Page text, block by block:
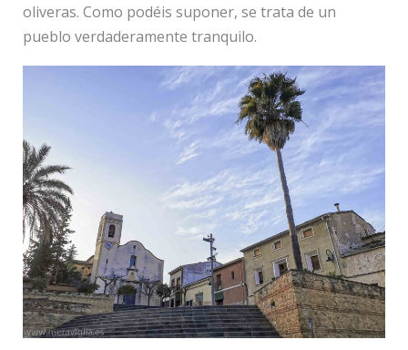
oliveras. Como podéis suponer, se trata de un
pueblo verdaderamente tranquilo.